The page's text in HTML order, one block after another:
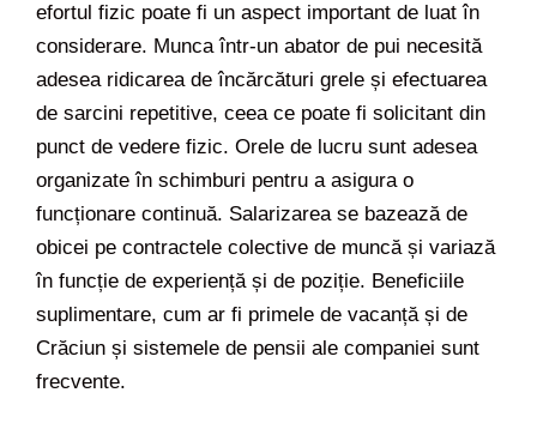
efortul fizic poate fi un aspect important de luat în
considerare. Munca într-un abator de pui necesită
adesea ridicarea de încărcături grele și efectuarea
de sarcini repetitive, ceea ce poate fi solicitant din
punct de vedere fizic. Orele de lucru sunt adesea
organizate în schimburi pentru a asigura o
funcționare continuă. Salarizarea se bazează de
obicei pe contractele colective de muncă și variază
în funcție de experiență și de poziție. Beneficiile
suplimentare, cum ar fi primele de vacanță și de
Crăciun și sistemele de pensii ale companiei sunt
frecvente.